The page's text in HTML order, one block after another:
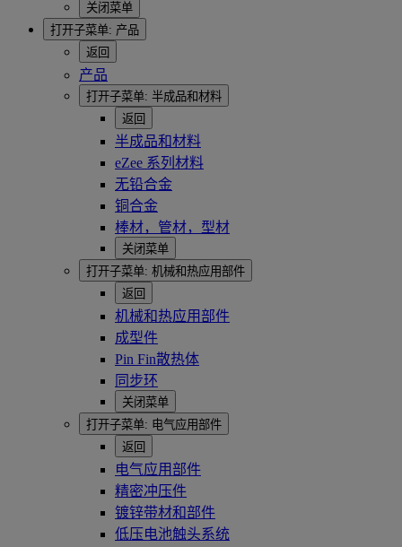
关闭菜单
打开子菜单: 产品
返回
产品
打开子菜单: 半成品和材料
返回
半成品和材料
eZee 系列材料
无铅合金
铜合金
棒材，管材，型材
关闭菜单
打开子菜单: 机械和热应用部件
返回
机械和热应用部件
成型件
Pin Fin散热体
同步环
关闭菜单
打开子菜单: 电气应用部件
返回
电气应用部件
精密冲压件
镀锌带材和部件
低压电池触头系统